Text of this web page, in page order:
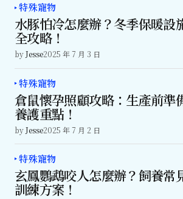
特殊寵物
水豚怕冷怎麼辦？冬季保暖設
全攻略！
byJesse2025 年 7 月 3 日
特殊寵物
倉鼠懷孕照顧攻略：生產前準
養護重點！
byJesse2025 年 7 月 2 日
特殊寵物
玄鳳鸚鵡咬人怎麼辦？飼養常
訓練方案！